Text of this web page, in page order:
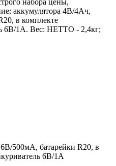
набора цены,
аккумулятора 4В/4Ач,
в комплекте
6В/1А. Вес: НЕТТО - 2,4кг;
500мА, батарейки R20, в
6В/1А